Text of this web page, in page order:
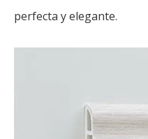
perfecta y elegante.